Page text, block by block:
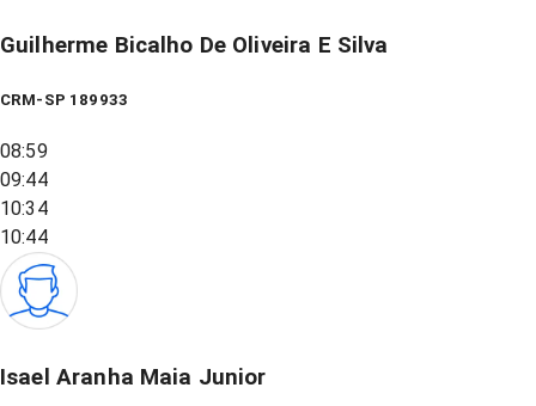
Guilherme Bicalho De Oliveira E Silva
CRM-SP 189933
08:59
09:44
10:34
10:44
Isael Aranha Maia Junior